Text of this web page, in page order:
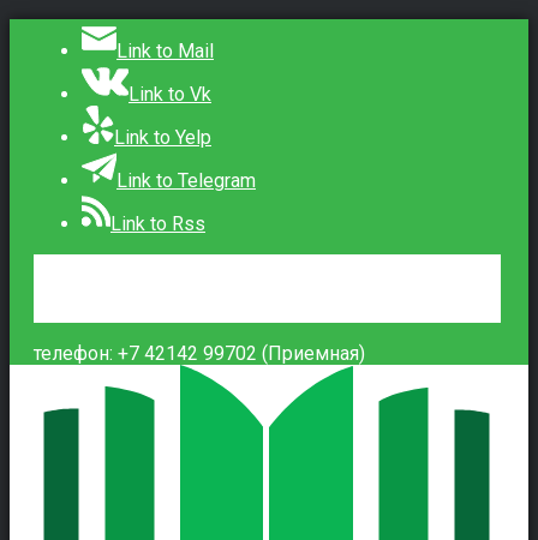
Link to Mail
Link to Vk
Link to Yelp
Link to Telegram
Link to Rss
телефон: +7 42142 99702 (Приемная)